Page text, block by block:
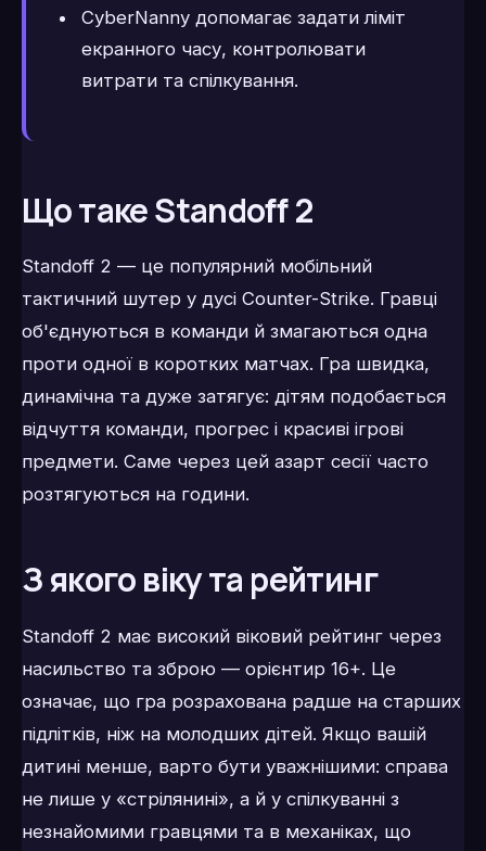
CyberNanny допомагає задати ліміт
екранного часу, контролювати
витрати та спілкування.
Що таке Standoff 2
Standoff 2 — це популярний мобільний
тактичний шутер у дусі Counter-Strike. Гравці
об'єднуються в команди й змагаються одна
проти одної в коротких матчах. Гра швидка,
динамічна та дуже затягує: дітям подобається
відчуття команди, прогрес і красиві ігрові
предмети. Саме через цей азарт сесії часто
розтягуються на години.
З якого віку та рейтинг
Standoff 2 має високий віковий рейтинг через
насильство та зброю — орієнтир 16+. Це
означає, що гра розрахована радше на старших
підлітків, ніж на молодших дітей. Якщо вашій
дитині менше, варто бути уважнішими: справа
не лише у «стрілянині», а й у спілкуванні з
незнайомими гравцями та в механіках, що